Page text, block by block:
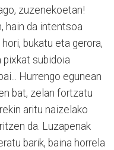
zuzenekoetan!
hain da intentsoa
bukatu eta gerora,
pixkat subidoia
Hurrengo egunean
bat, zelan fortzatu
aritu naizelako
da. Luzapenak
barik, baina horrela